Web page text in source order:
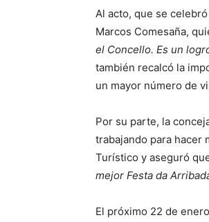
Al acto, que se
Marcos Comesaña,
el Concello. Es un
también recalcó la
un mayor número de
Por su parte, la
trabajando para hacer
Turístico y aseguró
mejor Festa da
El próximo 22 de